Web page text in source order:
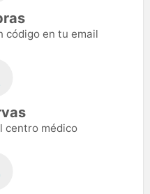
código en tu email
centro médico